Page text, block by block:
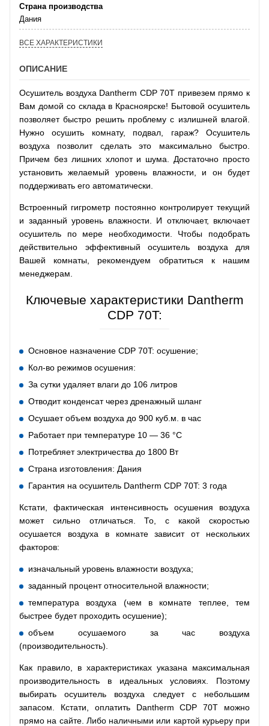
Страна производства
Дания
ВСЕ ХАРАКТЕРИСТИКИ
ОПИСАНИЕ
Оcушитель воздуха Dantherm CDP 70T привезем прямо к
Вам домой со склада в Красноярске! Бытовой осушитель
позволяет быстро решить проблему с излишней влагой.
Нужно осушить комнату, подвал, гараж? Осушитель
воздуха позволит сделать это максимально быстро.
Причем без лишних хлопот и шума. Достаточно просто
установить желаемый уровень влажности, и он будет
поддерживать его автоматически.
Встроенный гигрометр постоянно контролирует текущий
и заданный уровень влажности. И отключает, включает
осушитель по мере необходимости. Чтобы подобрать
действительно эффективный осушитель воздуха для
Вашей комнаты, рекомендуем обратиться к нашим
менеджерам.
Ключевые характеристики Dantherm
CDP 70T:
Основное назначение CDP 70T: осушение;
Кол-во режимов осушения:
За сутки удаляет влаги до 106 литров
Отводит конденсат через дренажный шланг
Осушает объем воздуха до 900 куб.м. в час
Работает при температуре 10 — 36 °C
Потребляет электричества до 1800 Вт
Страна изготовления: Дания
Гарантия на осушитель Dantherm CDP 70T: 3 года
Кстати, фактическая интенсивность осушения воздуха
может сильно отличаться. То, с какой скоростью
осушается воздуха в комнате зависит от нескольких
факторов:
изначальный уровень влажности воздуха;
заданный процент относительной влажности;
температура воздуха (чем в комнате теплее, тем
быстрее будет проходить осушение);
объем осушаемого за час воздуха
(производительность).
Как правило, в характеристиках указана максимальная
производительность в идеальных условиях. Поэтому
выбирать осушитель воздуха следует с небольшим
запасом. Кстати, оплатить Dantherm CDP 70T можно
прямо на сайте. Либо наличными или картой курьеру при